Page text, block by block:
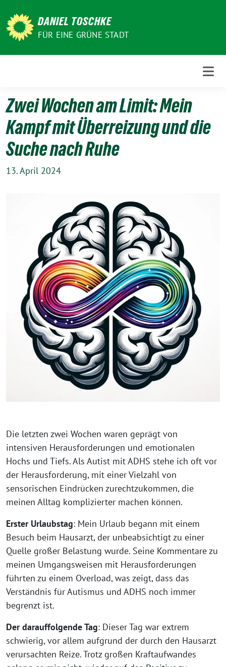
zum
Inhalt
DANIEL TOSCHKE
FÜR EINE GRÜNE STADT
Zwei Wochen am Limit: Mein
Kampf mit Überreizung und die
Suche nach Ruhe
13. April 2024
Die letzten zwei Wochen waren geprägt von
intensiven Herausforderungen und emotionalen
Hochs und Tiefs. Als Autist mit ADHS stehe ich oft vor
der Herausforderung, mit einer Vielzahl von
sensorischen Eindrücken zurechtzukommen, die
meinen Alltag komplizierter machen können.
Erster Urlaubstag: Mein Urlaub begann mit einem
Besuch beim Hausarzt, der unbeabsichtigt zu einer
Quelle großer Belastung wurde. Seine Kommentare zu
meinen Umgangsweisen mit Herausforderungen
führten zu einem Overload, was zeigt, dass das
Verständnis für Autismus und ADHS noch immer
begrenzt ist.
Der darauffolgende Tag: Dieser Tag war extrem
schwierig, vor allem aufgrund der durch den Hausarzt
verursachten Reize. Trotz großen Kraftaufwandes